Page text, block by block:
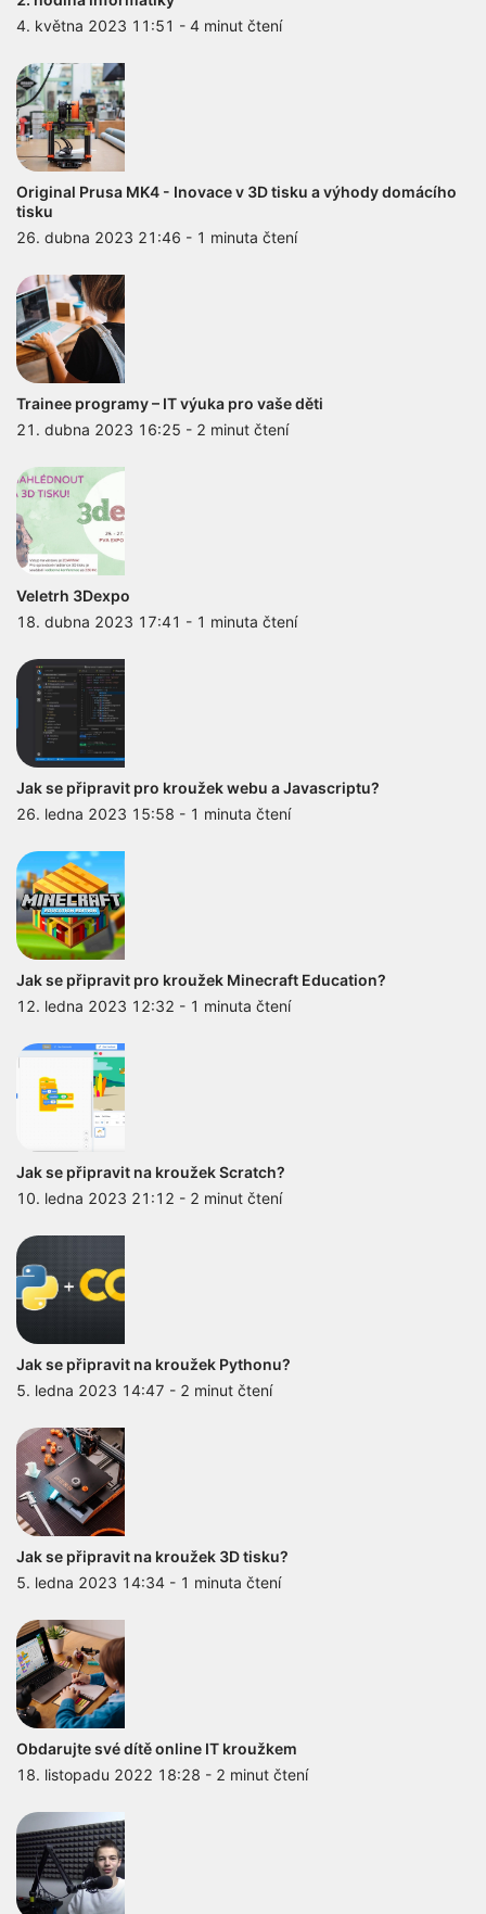
4. května 2023 11:51 - 4 minut čtení
Original Prusa MK4 - Inovace v 3D tisku a výhody domácího
tisku
26. dubna 2023 21:46 - 1 minuta čtení
Trainee programy – IT výuka pro vaše děti
21. dubna 2023 16:25 - 2 minut čtení
Veletrh 3Dexpo
18. dubna 2023 17:41 - 1 minuta čtení
Jak se připravit pro kroužek webu a Javascriptu?
26. ledna 2023 15:58 - 1 minuta čtení
Jak se připravit pro kroužek Minecraft Education?
12. ledna 2023 12:32 - 1 minuta čtení
Jak se připravit na kroužek Scratch?
10. ledna 2023 21:12 - 2 minut čtení
Jak se připravit na kroužek Pythonu?
5. ledna 2023 14:47 - 2 minut čtení
Jak se připravit na kroužek 3D tisku?
5. ledna 2023 14:34 - 1 minuta čtení
Obdarujte své dítě online IT kroužkem
18. listopadu 2022 18:28 - 2 minut čtení